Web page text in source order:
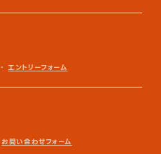
エントリーフォーム
お問い合わせフォーム